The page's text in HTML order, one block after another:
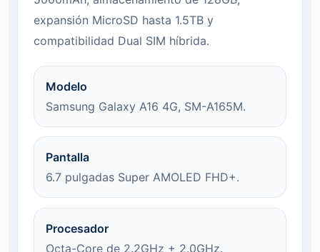
expansión MicroSD hasta 1.5TB y
compatibilidad Dual SIM híbrida.
Modelo
Samsung Galaxy A16 4G, SM-A165M.
Pantalla
6.7 pulgadas Super AMOLED FHD+.
Procesador
Octa-Core de 2.2GHz + 2.0GHz.